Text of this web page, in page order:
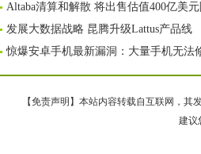
Altaba清算和解散 将出售估值400亿美
发展大数据战略 昆腾升级Lattus产品线
惊爆安卓手机最新漏洞：大量手机无法
【免责声明】本站内容转载自互联网，
建议